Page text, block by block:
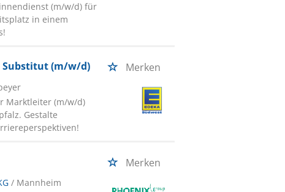
(m/w/d) für
in einem
(m/w/d) Merken
Marktleiter (m/w/d)
Gestalte
Merken
/ Mannheim